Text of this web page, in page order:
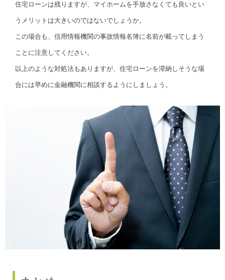
住宅ローンは残りますが、マイホームを手放さなくても良いとい
うメリットは大きいのではないでしょうか。
この場合も、信用情報機関の事故情報名簿に名前が載ってしまう
ことに注意してください。
以上のような対処法もありますが、住宅ローンを滞納しそうな場
合には早めに金融機関に相談するようにしましょう。